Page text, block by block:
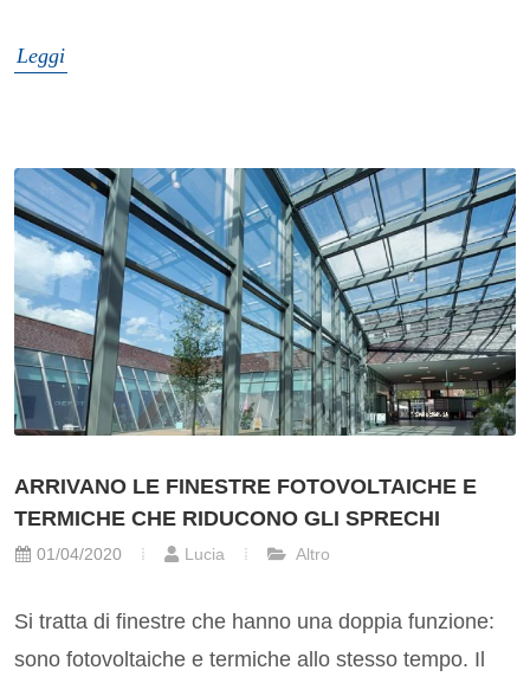
Leggi
ARRIVANO LE FINESTRE FOTOVOLTAICHE E
TERMICHE CHE RIDUCONO GLI SPRECHI
01/04/2020 Lucia Altro
Si tratta di finestre che hanno una doppia funzione:
sono fotovoltaiche e termiche allo stesso tempo. Il